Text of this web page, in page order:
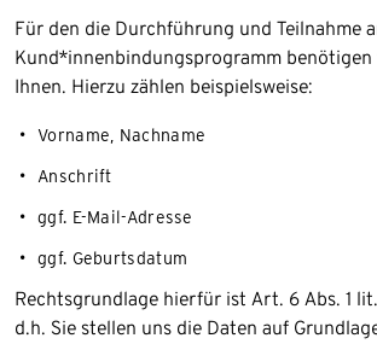
Für den die Durchführung und Teilnahme
Kund*innenbindungsprogramm benötigen
Ihnen. Hierzu zählen beispielsweise:
Vorname, Nachname
Anschrift
ggf. E-Mail-Adresse
ggf. Geburtsdatum
Rechtsgrundlage hierfür ist Art. 6 Abs. 1 lit.
d.h. Sie stellen uns die Daten auf